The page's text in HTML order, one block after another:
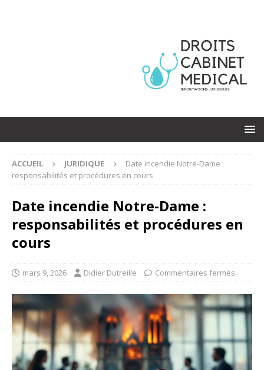
ACCUEIL JURIDIQUE
Date incendie Notre-Dame :
responsabilités et procédures en cours
Date incendie Notre-Dame :
responsabilités et procédures en
cours
mars 9, 2026 Didier Dutreille Commentaires fermés